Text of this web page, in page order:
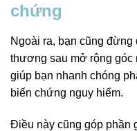
chứng
Ngoài ra, bạn cũng
thương sau mở rộng góc
giúp bạn nhanh chóng
biến chứng nguy hiểm.
Điều này cũng góp phần